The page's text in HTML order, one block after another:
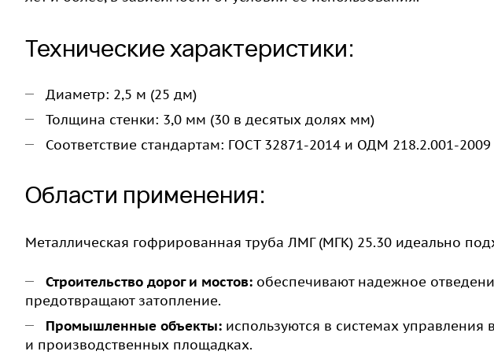
Технические характеристики:
Диаметр: 2,5 м (25 дм)
Толщина стенки: 3,0 мм (30 в десятых долях мм)
Соответствие стандартам: ГОСТ 32871-2014 и ОДМ 218.2.001-2009
Области применения:
Металлическая гофрированная труба ЛМГ (МГК) 25.30 идеально
Строительство дорог и мостов: обеспечивают надежное
предотвращают затопление.
Промышленные объекты: используются в системах
и производственных площадках.